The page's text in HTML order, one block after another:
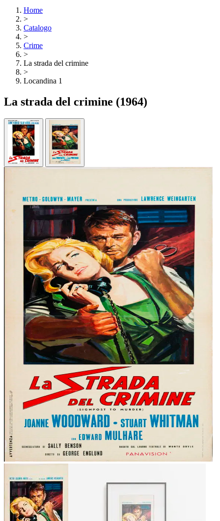
Home
>
Catalogo
>
Crime
>
La strada del crimine
>
Locandina 1
La strada del crimine (1964)